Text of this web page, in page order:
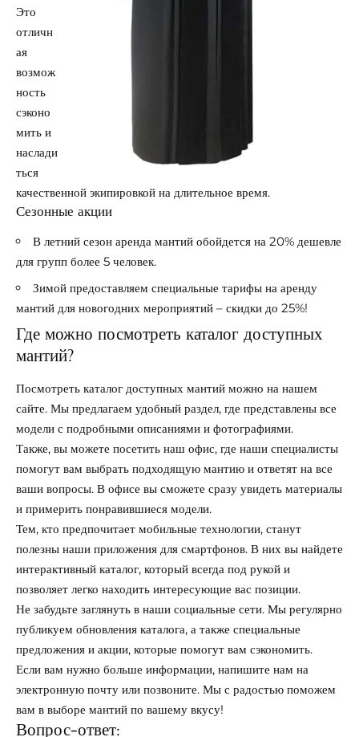
Это
отличн
ая
возмож
ность
сэконо
мить и
наслади
ться
качественной экипировкой на длительное время.
Сезонные акции
В летний сезон аренда мантий обойдется на 20% дешевле
для групп более 5 человек.
Зимой предоставляем специальные тарифы на аренду
мантий для новогодних мероприятий – скидки до 25%!
Где можно посмотреть каталог доступных
мантий?
Посмотреть каталог доступных мантий можно на нашем
сайте. Мы предлагаем удобный раздел, где представлены все
модели с подробными описаниями и фотографиями.
Также, вы можете посетить наш офис, где наши специалисты
помогут вам выбрать подходящую мантию и ответят на все
ваши вопросы. В офисе вы сможете сразу увидеть материалы
и примерить понравившиеся модели.
Тем, кто предпочитает мобильные технологии, станут
полезны наши приложения для смартфонов. В них вы найдете
интерактивный каталог, который всегда под рукой и
позволяет легко находить интересующие вас позиции.
Не забудьте заглянуть в наши социальные сети. Мы регулярно
публикуем обновления каталога, а также специальные
предложения и акции, которые помогут вам сэкономить.
Если вам нужно больше информации, напишите нам на
электронную почту или позвоните. Мы с радостью поможем
вам в выборе мантий по вашему вкусу!
Вопрос-ответ: